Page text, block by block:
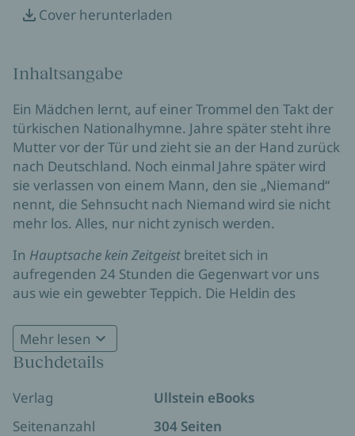
Cover herunterladen
Inhaltsangabe
Ein Mädchen lernt, auf einer Trommel den Takt der
türkischen Nationalhymne. Jahre später steht ihre
Mutter vor der Tür und zieht sie an der Hand zurück
nach Deutschland. Noch einmal Jahre später wird
sie verlassen von einem Mann, den sie „Niemand“
nennt, die Sehnsucht nach Niemand wird sie nicht
mehr los. Alles, nur nicht zynisch werden.
In Hauptsache kein Zeitgeist breitet sich in
aufregenden 24 Stunden die Gegenwart vor uns
aus wie ein gewebter Teppich. Die Heldin des
Sie übt sich in Affirmation und Meditation, bildet
sich autodidaktisch in Sozialphilosophie und rollt auf
einer Konferenz die Augen über die tristen Tropen
der Wissenschaftler. Reist nach Triest und lernt John
kennen, reist in die Vergangenheit und lernt sich
selbst kennen. Will nicht modern sein und ist es
Mehr lesen
Buchdetails
Verlag
Ullstein eBooks
Seitenanzahl
304 Seiten